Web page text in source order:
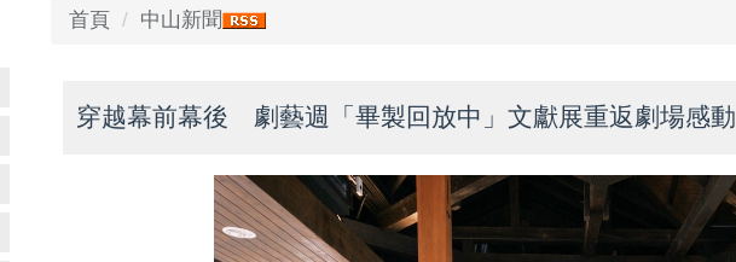
首頁 中山新聞
穿越幕前幕後 劇藝週「畢製回放中」文獻展重返劇場感動